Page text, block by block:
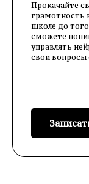
Прокачайте
грамотность
школе до
сможете
управлять
свои вопросы